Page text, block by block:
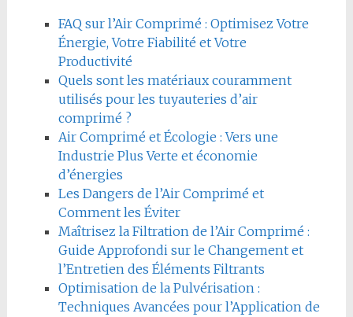
FAQ sur l’Air Comprimé : Optimisez Votre
Énergie, Votre Fiabilité et Votre
Productivité
Quels sont les matériaux couramment
utilisés pour les tuyauteries d’air
comprimé ?
Air Comprimé et Écologie : Vers une
Industrie Plus Verte et économie
d’énergies
Les Dangers de l’Air Comprimé et
Comment les Éviter
Maîtrisez la Filtration de l’Air Comprimé :
Guide Approfondi sur le Changement et
l’Entretien des Éléments Filtrants
Optimisation de la Pulvérisation :
Techniques Avancées pour l’Application de